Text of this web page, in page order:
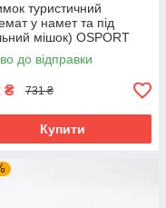
туристичний
у намет та під
мішок) OSPORT
10мм (FI-0082)
синій
до відправки
₴ 731 ₴
Купити